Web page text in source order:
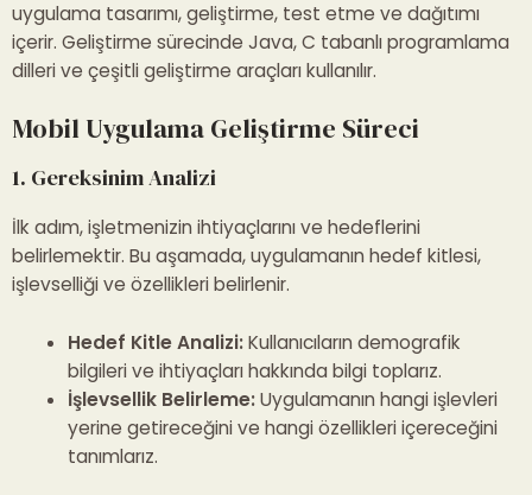
uygulama tasarımı, geliştirme, test etme ve dağıtımı
içerir. Geliştirme sürecinde Java, C tabanlı programlama
dilleri ve çeşitli geliştirme araçları kullanılır.
Mobil Uygulama Geliştirme Süreci
1. Gereksinim Analizi
İlk adım, işletmenizin ihtiyaçlarını ve hedeflerini
belirlemektir. Bu aşamada, uygulamanın hedef kitlesi,
işlevselliği ve özellikleri belirlenir.
Hedef Kitle Analizi:Kullanıcıların demografik
bilgileri ve ihtiyaçları hakkında bilgi toplarız.
İşlevsellik Belirleme:Uygulamanın hangi işlevleri
yerine getireceğini ve hangi özellikleri içereceğini
tanımlarız.